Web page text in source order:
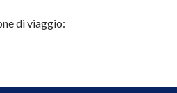
di viaggio: